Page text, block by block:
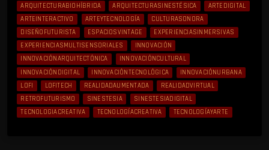
ARQUITECTURABIOHÍBRIDA ARQUITECTURASINESTÉSICA
ARTEDIGITAL
ARTEINTERACTIVO
ARTEYTECNOLOGÍA
CULTURASONORA
DISEÑOFUTURISTA
ESPACIOSVINTAGE
EXPERIENCIASINMERSIVAS
EXPERIENCIASMULTISENSORIALES
INNOVACIÓN
INNOVACIÓNARQUITECTÓNICA
INNOVACIÓNCULTURAL
INNOVACIÓNDIGITAL
INNOVACIÓNTECNOLÓGICA
INNOVACIÓNURBANA
LOFI
LOFITECH REALIDADAUMENTADA
REALIDADVIRTUAL
RETROFUTURISMO
SINESTESIA
SINESTESIADIGITAL
TECNOLOGIACREATIVA
TECNOLOGÍACREATIVA TECNOLOGÍAYARTE